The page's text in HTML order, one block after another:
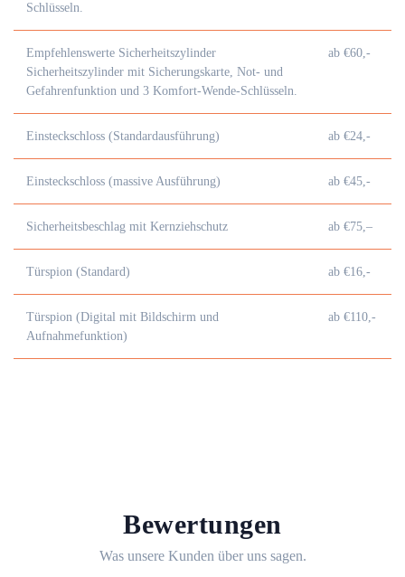
Schlüsseln.
Empfehlenswerte Sicherheitszylinder
Sicherheitszylinder mit Sicherungskarte, Not- und
Gefahrenfunktion und 3 Komfort-Wende-Schlüsseln.
ab €60,-
Einsteckschloss (Standardausführung) ab €24,-
Einsteckschloss (massive Ausführung) ab €45,-
Sicherheitsbeschlag mit Kernziehschutz ab €75,–
Türspion (Standard) ab €16,-
Türspion (Digital mit Bildschirm und
Aufnahmefunktion)
ab €110,-
Bewertungen
Was unsere Kunden über uns sagen.